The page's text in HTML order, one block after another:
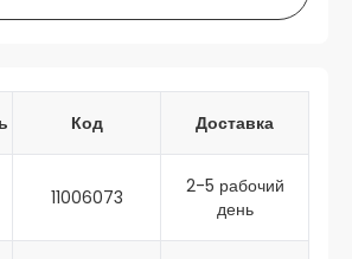
Код Доставка
11006073
2-5 рабочий
день